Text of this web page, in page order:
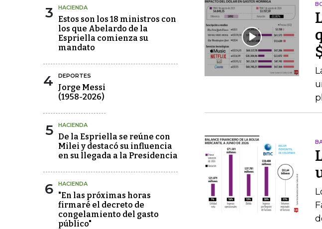
3 HACIENDA
Estos son los 18 ministros con
los que Abelardo de la
Espriella comienza su
mandato
4 DEPORTES
Jorge Messi
(1958-2026)
5 HACIENDA
De la Espriella se reúne con
Milei y destacó su influencia
en su llegada a la Presidencia
6 HACIENDA
"En las próximas horas
firmaré el decreto de
congelamiento del gasto
público"